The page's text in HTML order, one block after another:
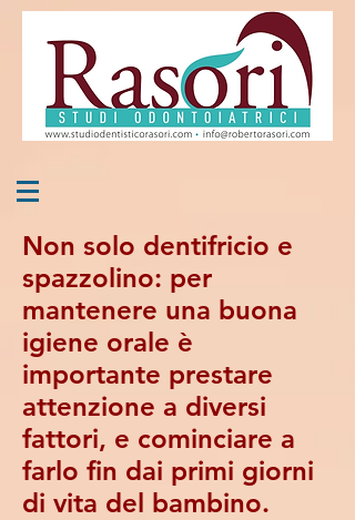
Non solo dentifricio e
spazzolino: per
mantenere una buona
igiene orale è
importante prestare
attenzione a diversi
fattori, e cominciare a
farlo fin dai primi giorni
di vita del bambino.